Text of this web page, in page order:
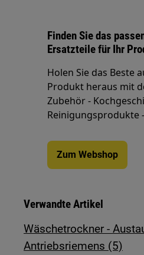
Finden Sie das
Ersatzteile für Ihr
Holen Sie das Beste
Produkt heraus mit
Zubehör -
Reinigungsprodukte
Zum Webshop
Verwandte Artikel
Wäschetrockner -
Antriebsriemens (5)